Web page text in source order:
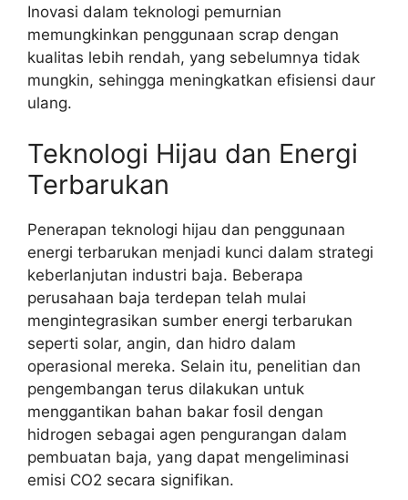
Inovasi dalam teknologi pemurnian
memungkinkan penggunaan scrap dengan
kualitas lebih rendah, yang sebelumnya tidak
mungkin, sehingga meningkatkan efisiensi daur
ulang.
Teknologi Hijau dan Energi
Terbarukan
Penerapan teknologi hijau dan penggunaan
energi terbarukan menjadi kunci dalam strategi
keberlanjutan industri baja. Beberapa
perusahaan baja terdepan telah mulai
mengintegrasikan sumber energi terbarukan
seperti solar, angin, dan hidro dalam
operasional mereka. Selain itu, penelitian dan
pengembangan terus dilakukan untuk
menggantikan bahan bakar fosil dengan
hidrogen sebagai agen pengurangan dalam
pembuatan baja, yang dapat mengeliminasi
emisi CO2 secara signifikan.